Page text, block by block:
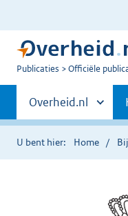
U
Publicaties Officiële
Primaire
navigatie
Andere
sites
binnen
Overheid.nl
U bent hier: Home